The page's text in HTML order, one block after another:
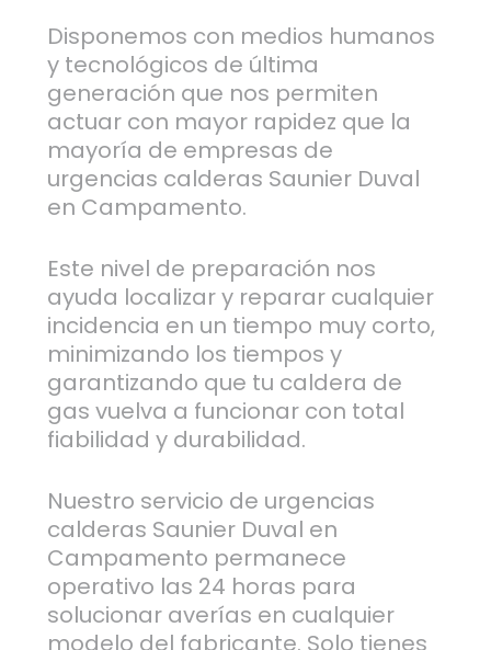
Disponemos con medios humanos
y tecnológicos de última
generación que nos permiten
actuar con mayor rapidez que la
mayoría de empresas de
urgencias calderas Saunier Duval
en Campamento.
Este nivel de preparación nos
ayuda localizar y reparar cualquier
incidencia en un tiempo muy corto,
minimizando los tiempos y
garantizando que tu caldera de
gas vuelva a funcionar con total
fiabilidad y durabilidad.
Nuestro servicio de urgencias
calderas Saunier Duval en
Campamento permanece
operativo las 24 horas para
solucionar averías en cualquier